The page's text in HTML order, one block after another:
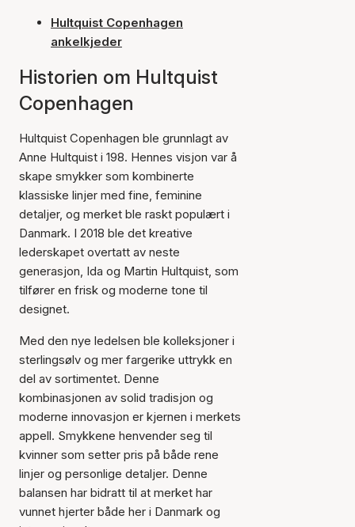
Hultquist Copenhagen
ankelkjeder
Historien om Hultquist
Copenhagen
Hultquist Copenhagen ble grunnlagt av
Anne Hultquist i 198. Hennes visjon var å
skape smykker som kombinerte
klassiske linjer med fine, feminine
detaljer, og merket ble raskt populært i
Danmark. I 2018 ble det kreative
lederskapet overtatt av neste
generasjon, Ida og Martin Hultquist, som
tilfører en frisk og moderne tone til
designet.
Med den nye ledelsen ble kolleksjoner i
sterlingsølv og mer fargerike uttrykk en
del av sortimentet. Denne
kombinasjonen av solid tradisjon og
moderne innovasjon er kjernen i merkets
appell. Smykkene henvender seg til
kvinner som setter pris på både rene
linjer og personlige detaljer. Denne
balansen har bidratt til at merket har
vunnet hjerter både her i Danmark og